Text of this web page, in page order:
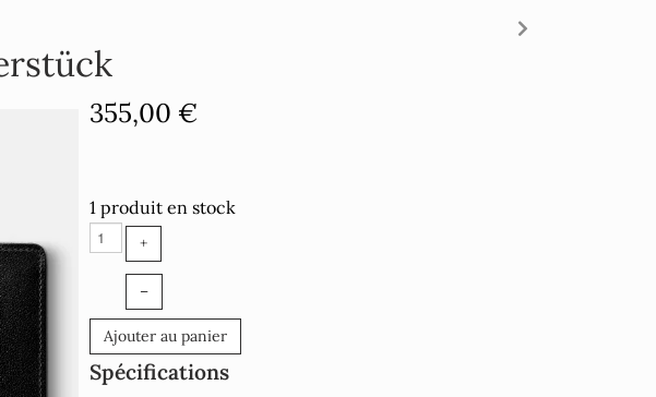
355,00 €
1 produit en stock
+
–
Ajouter au panier
Spécifications